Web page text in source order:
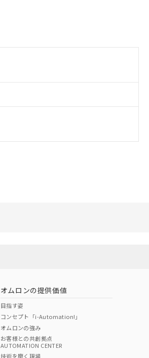
オムロンの提供価値
目指す姿
コンセプト「i-Automation!」
オムロンの強み
お客様との共創拠点
AUTOMATION CENTER
技術を磨く現場